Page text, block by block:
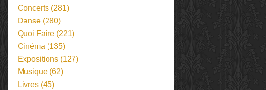
Concerts (281)
Danse (280)
Quoi Faire (221)
Cinéma (135)
Expositions (127)
Musique (62)
Livres (45)